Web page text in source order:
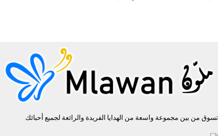
تسوق من بين مجموعة واسعة من الهدايا الفريدة والرائعة لجميع أحبائك